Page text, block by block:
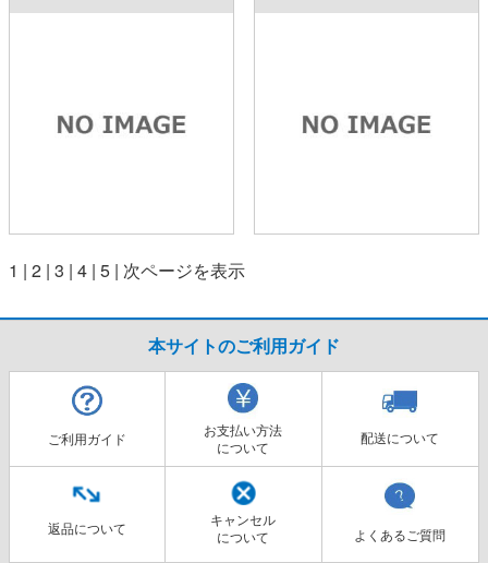
1 | 2 | 3 | 4 | 5 | 次ページを表示
本サイトのご利用ガイド
ご利用ガイド
お支払い方法
について
配送について
返品について
キャンセル
について
よくあるご質問